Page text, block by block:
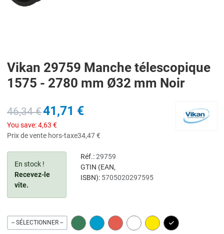
Vikan 29759 Manche télescopique
1575 - 2780 mm Ø32 mm Noir
46,34 €41,71 €
You save:4,63 €
Prix de vente hors-taxe34,47 €
En stock !
Recevez-le
vite.
Réf.: 29759
GTIN (EAN,
ISBN): 5705020297595
-- SÉLECTIONNER -- GREEN BLUE RED WHITE YELLOWBLACK